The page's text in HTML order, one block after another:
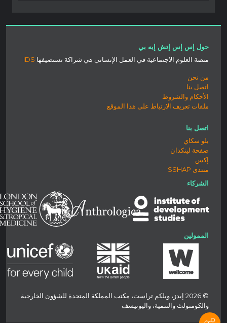
حول إس إس إتش إيه بي
منصة العلوم الاجتماعية في العمل الإنساني هي شراكة تستضيفها IDS
من نحن
اتصل بنا
الأحكام والشروط
ملفات تعريف الارتباط على هذا الموقع
اتصل بنا
بلو سكاي
صفحة لينكدان
إكس
منتدى SSHAP
الشركاء
الممولين
© 2026 إيدز، ويلكم تراست، مكتب المملكة المتحدة للشؤون الخارجية
والكومنولث والتنمية، واليونيسف